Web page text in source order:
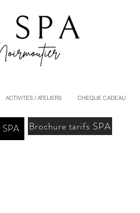
ACTIVITES / ATELIERS CHEQUE CADEAU
SPA Brochure tarifs SPA